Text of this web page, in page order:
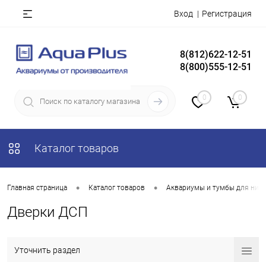
Вход Регистрация
8(812)622-12-51
8(800)555-12-51
0 0
Каталог товаров
Главная страница • Каталог товаров • Аквариумы и тумбы для них
Дверки ДСП
Уточнить раздел